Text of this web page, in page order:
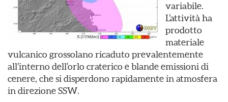
variabile.
L’attività ha
prodotto
materiale
vulcanico grossolano ricaduto prevalentemente
all’interno dell’orlo craterico e blande emissioni di
cenere, che si disperdono rapidamente in atmosfera
in direzione SSW.